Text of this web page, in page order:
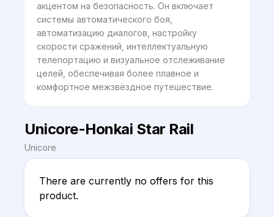
акцентом на безопасность. Он включает
системы автоматического боя,
автоматизацию диалогов, настройку
скорости сражений, интеллектуальную
телепортацию и визуальное отслеживание
целей, обеспечивая более плавное и
комфортное межзвёздное путешествие.
Unicore-Honkai Star Rail
Unicore
There are currently no offers for this
product.